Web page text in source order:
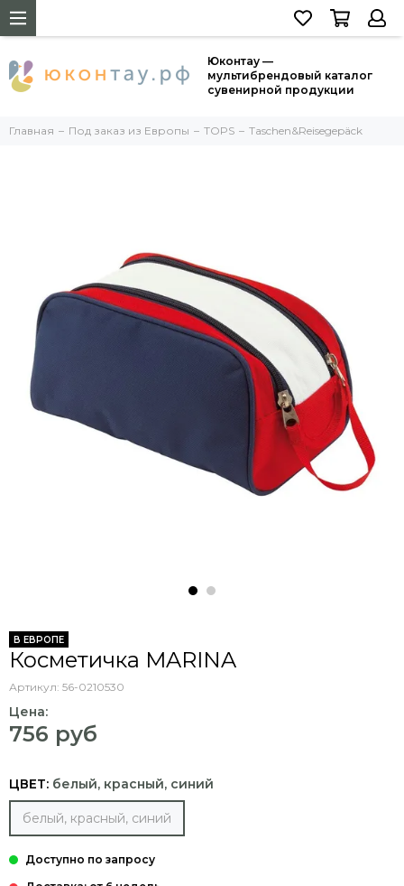
Юконтау —
мультибрендовый каталог
сувенирной продукции
Главная Под заказ из Европы TOPS Taschen&Reisegepäck
В ЕВРОПЕ
Косметичка MARINA
Артикул: 56-0210530
Цена:
756 руб
ЦВЕТ: белый, красный, синий
белый, красный, синий